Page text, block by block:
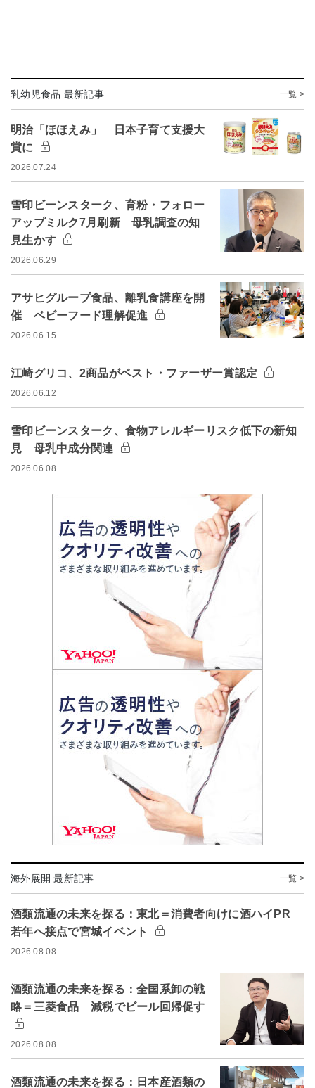
乳幼児食品 最新記事 一覧 >
明治「ほほえみ」 日本子育て支援大
賞に
2026.07.24
雪印ビーンスターク、育粉・フォロー
アップミルク7月刷新 母乳調査の知
見生かす
2026.06.29
アサヒグループ食品、離乳食講座を開
催 ベビーフード理解促進
2026.06.15
江崎グリコ、2商品がベスト・ファーザー賞認定
2026.06.12
雪印ビーンスターク、食物アレルギーリスク低下の新知
見 母乳中成分関連
2026.06.08
海外展開 最新記事 一覧 >
酒類流通の未来を探る：東北＝消費者向けに酒ハイPR
若年へ接点で宮城イベント
2026.08.08
酒類流通の未来を探る：全国系卸の戦
略＝三菱食品 減税でビール回帰促す
2026.08.08
酒類流通の未来を探る：日本産酒類の